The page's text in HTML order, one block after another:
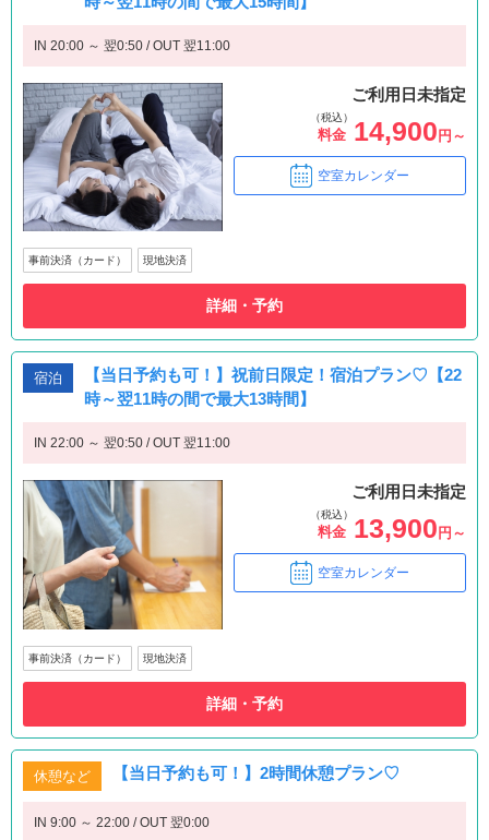
IN 20:00 ～ 翌0:50 / OUT 翌11:00
ご利用日未指定
（税込）
料金 14,900 円～
空室カレンダー
事前決済（カード） 現地決済
詳細・予約
宿泊
【当日予約も可！】祝前日限定！宿泊プラン♡【22
時～翌11時の間で最大13時間】
IN 22:00 ～ 翌0:50 / OUT 翌11:00
ご利用日未指定
（税込）
料金 13,900 円～
空室カレンダー
事前決済（カード） 現地決済
詳細・予約
休憩など 【当日予約も可！】2時間休憩プラン♡
IN 9:00 ～ 22:00 / OUT 翌0:00